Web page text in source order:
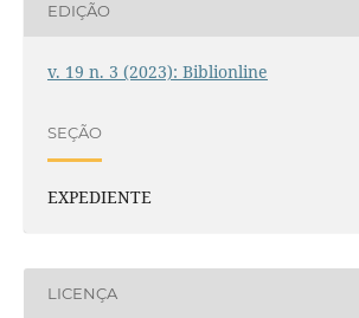
EDIÇÃO
v. 19 n. 3 (2023): Biblionline
SEÇÃO
EXPEDIENTE
LICENÇA